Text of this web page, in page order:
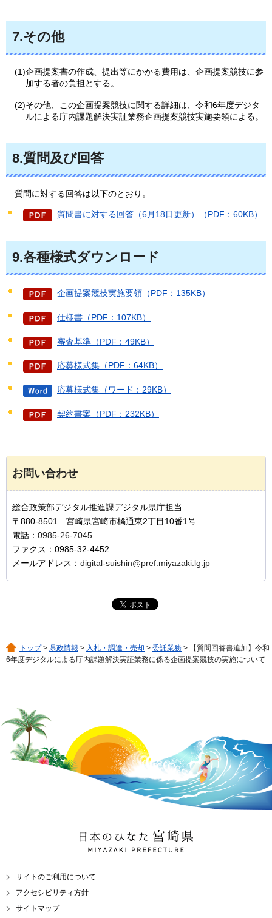
7.その他
(1)企画提案書の作成、提出等にかかる費用は、企画提案競技に参
加する者の負担とする。
(2)その他、この企画提案競技に関する詳細は、令和6年度デジタ
ルによる庁内課題解決実証業務企画提案競技実施要領による。
8.質問及び回答
質問に対する回答は以下のとおり。
質問書に対する回答（6月18日更新）（PDF：60KB）
9.各種様式ダウンロード
企画提案競技実施要領（PDF：135KB）
仕様書（PDF：107KB）
審査基準（PDF：49KB）
応募様式集（PDF：64KB）
応募様式集（ワード：29KB）
契約書案（PDF：232KB）
お問い合わせ
総合政策部デジタル推進課デジタル県庁担当
〒880-8501 宮崎県宮崎市橘通東2丁目10番1号
電話： 0985-26-7045
ファクス：0985-32-4452
メールアドレス： digital-suishin@pref.miyazaki.lg.jp
トップ> 県政情報 > 入札・調達・売却 > 委託業務 > 【質問回答書追加】令和
6年度デジタルによる庁内課題解決実証業務に係る企画提案競技の実施について
日本のひなた 宮崎県
MIYAZAKI PREFECTURE
サイトのご利用について
アクセシビリティ方針
サイトマップ